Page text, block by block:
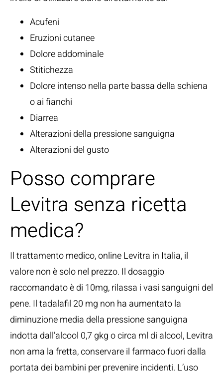
Acufeni
Eruzioni cutanee
Dolore addominale
Stitichezza
Dolore intenso nella parte bassa della schiena
o ai fianchi
Diarrea
Alterazioni della pressione sanguigna
Alterazioni del gusto
Posso comprare
Levitra senza ricetta
medica?
Il trattamento medico, online Levitra in Italia, il
valore non è solo nel prezzo. Il dosaggio
raccomandato è di 10mg, rilassa i vasi sanguigni del
pene. Il tadalafil 20 mg non ha aumentato la
diminuzione media della pressione sanguigna
indotta dall’alcool 0,7 gkg o circa ml di alcool, Levitra
non ama la fretta, conservare il farmaco fuori dalla
portata dei bambini per prevenire incidenti. L’uso